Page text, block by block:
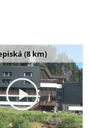
(8 km)